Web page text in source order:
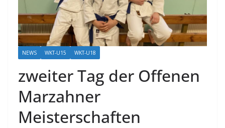
NEWS WKT-U15 WKT-U18
zweiter Tag der Offenen
Marzahner
Meisterschaften